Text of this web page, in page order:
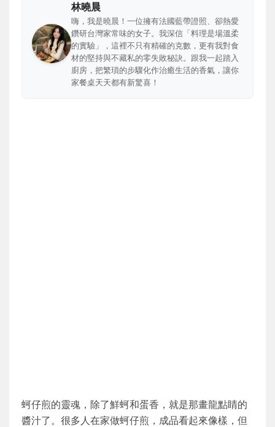
林曉晨
嗨，我是曉晨！一位擁有法國藍帶證照、卻熱愛
鑽研台灣家常味的女子。我深信「料理是場溫柔
的實驗」，這裡不只有精確的克數，更有我對食
材的堅持與不藏私的零失敗秘訣。跟我一起踏入
廚房，把繁瑣的步驟化作治癒生活的香氣，讓你
家餐桌天天都有新驚喜！
蚵仔煎的靈魂，除了鮮蚵和蛋香，就是那畫龍點睛的
醬汁了。很多人在家做蚵仔煎，成品看起來像樣，但